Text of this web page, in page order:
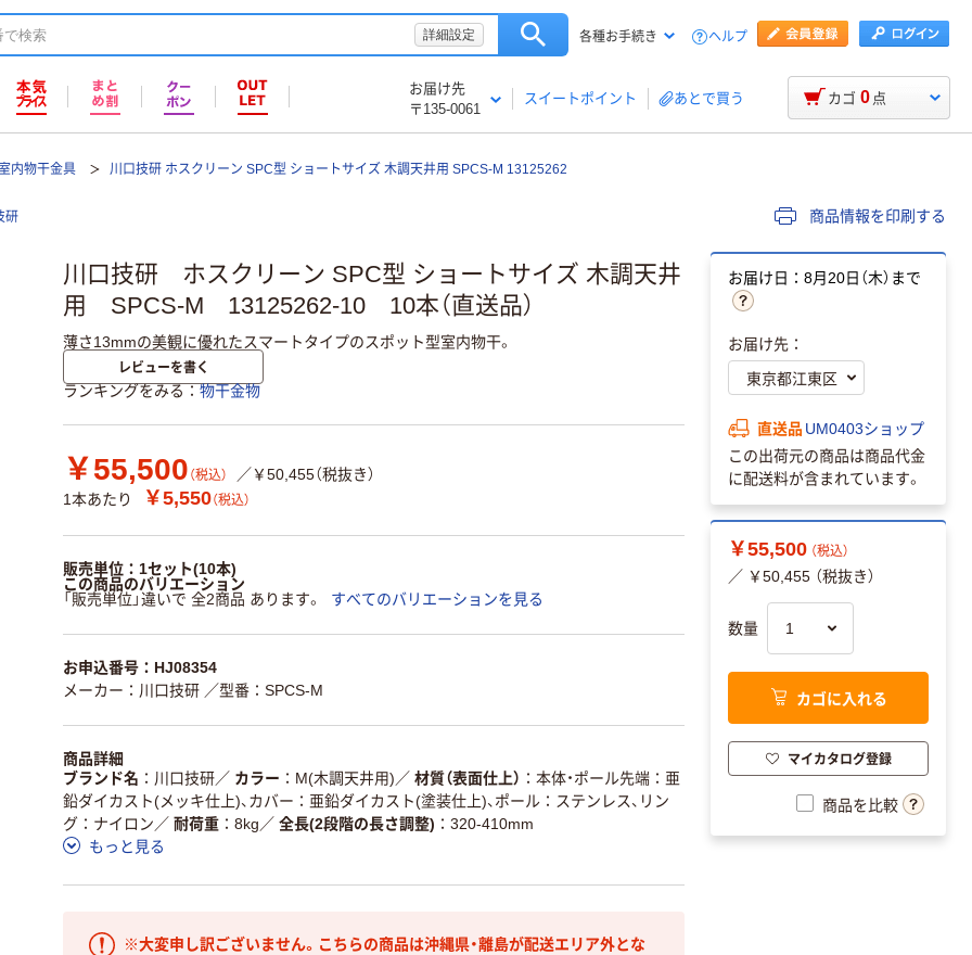
詳細設定 各種お手続き ヘルプ
お届け先
〒135-0061
スイートポイント あとで買う カゴ 0 点
内物干金具 川口技研 ホスクリーン SPC型 ショートサイズ 木調天井用 SPCS-M 13125262
研 商品情報を印刷する
川口技研 ホスクリーン SPC型 ショートサイズ 木調天井
用 SPCS-M 13125262-10 10本（直送品）
薄さ13mmの美観に優れたスマートタイプのスポット型室内物干。
レビューを書く
ランキングをみる 物干金物
￥55,500 （税込）
／￥50,455（税抜き）
1本あたり
￥5,550（税込）
販売単位：1セット(10本)
この商品のバリエーション
「販売単位」違いで 全2商品 あります。
すべてのバリエーションを見る
お申込番号：HJ08354
メーカー：川口技研 ／型番：SPCS-M
商品詳細
ブランド名
川口技研／ カラー M(木調天井用) ／ 材質（表面仕上）
本体・ポール先端：亜
鉛ダイカスト(メッキ仕上)、カバー：亜鉛ダイカスト(塗装仕上)、ポール：ステンレス、リン
グ：ナイロン ／ 耐荷重 8kg ／ 全長(2段階の長さ調整)
320-410mm
もっと見る
※大変申し訳ございません。こちらの商品は沖縄県・離島が配送エリア外とな
お届け日：8月20日（木）まで
お届け先：
直送品 UM0403ショップ
この出荷元の商品は商品代金
に配送料が含まれています。
￥55,500 （税込）
／ ￥50,455 （税抜き）
数量
カゴに入れる
マイカタログ登録
商品を比較